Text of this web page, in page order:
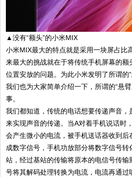
▲没有“额头”的小米MIX
小米MIX最大的特点就是采用一块屏占比
来最大的挑战就在于将传统手机屏幕的
位置安放的问题。为此小米发明了所谓的“
我们也为大家简单介绍一下，所谓的“悬
事。
我们都知道，传统的电话想要传递声音
来实现声音的传递。当A对着手机说话时
会产生微小的电流，被手机送话器收到后
成数字信号，手机功放部分将数字信号
站，经过基站的传输将原本的电信号传输
号将其解码处理转换为电流，电流再通